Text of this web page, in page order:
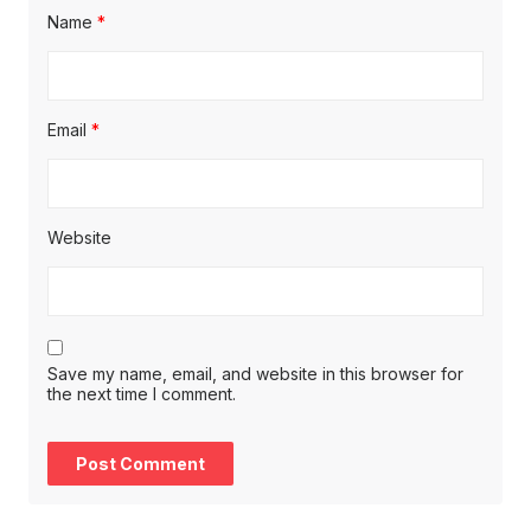
Name *
Email *
Website
Save my name, email, and website in this browser for
the next time I comment.